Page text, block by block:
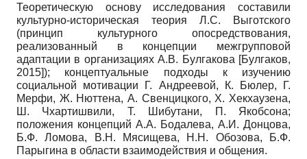
Теоретическую основу исследования составили
культурно-историческая теория Л.С. Выготского
(принцип культурного опосредствования,
реализованный в концепции межгрупповой
адаптации в организациях А.В. Булгакова [Булгаков,
2015]); концептуальные подходы к изучению
социальной мотивации Г. Андреевой, К. Бюлер, Г.
Мерфи, Ж. Нюттена, А. Свенцицкого, Х. Хекхаузена,
Ш. Чхартишвили, Т. Шибутани, П. Якобсона;
положения концепций А.А. Бодалева, А.И. Донцова,
Б.Ф. Ломова, В.Н. Мясищева, Н.Н. Обозова, Б.Ф.
Парыгина в области взаимодействия и общения.